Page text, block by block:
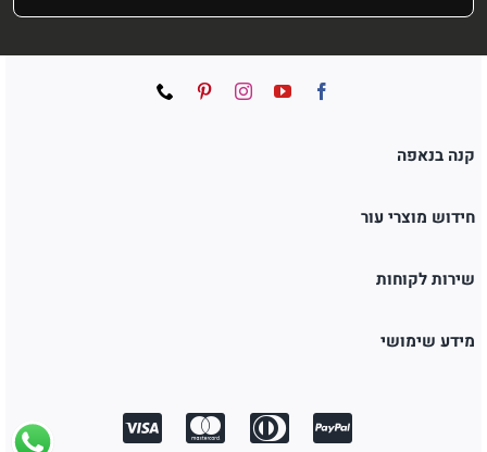
קנה בנאפה
חידוש מוצרי עור
שירות לקוחות
מידע שימושי